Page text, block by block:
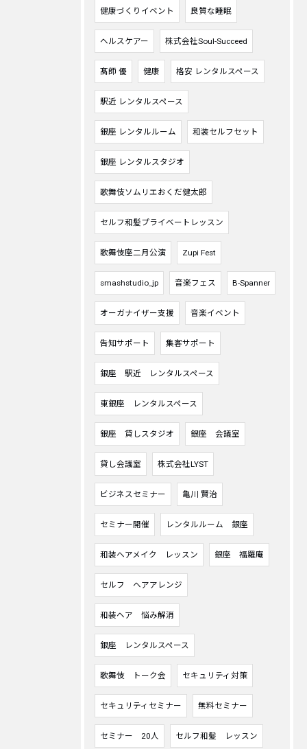
健康づくりイベント 良質な睡眠
ヘルスケアー 株式会社Soul-Succeed
髙師 優 健康 格安 レンタルスペース
駅近 レンタルスペース
銀座 レンタルルーム 和装セルフセット
銀座 レンタルスタジオ
歌舞伎ソムリエおくだ健太郎
セルフ和髪プライベートレッスン
歌舞伎座二月公演 Zupi Fest
smashstudio_jp 音楽フェス B-Spanner
オーガナイザー支援 音楽イベント
告知サポート 集客サポート
銀座 駅近 レンタルスペース
東銀座 レンタルスペース
銀座 貸しスタジオ 銀座 会議室
貸し会議室 株式会社LYST
ビジネスセミナー 亀川 賢治
セミナー開催 レンタルルーム 銀座
和装ヘアメイク レッスン 銀座 福羅庵
セルフ ヘアアレンジ
和装ヘア 悩み解消
銀座 レンタルスペース
歌舞伎 トーク会 セキュリティ対策
セキュリティセミナー 無料セミナー
セミナー 20人 セルフ和髪 レッスン